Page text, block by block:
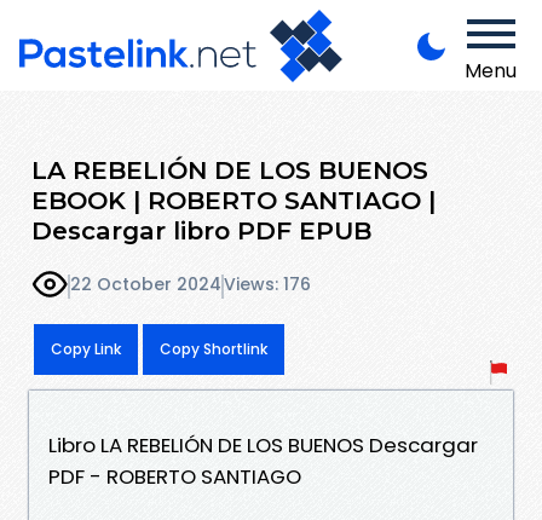
Menu
LA REBELIÓN DE LOS BUENOS
EBOOK | ROBERTO SANTIAGO |
Descargar libro PDF EPUB
22 October 2024Views: 176
Copy Link Copy Shortlink
Libro LA REBELIÓN DE LOS BUENOS Descargar
PDF - ROBERTO SANTIAGO